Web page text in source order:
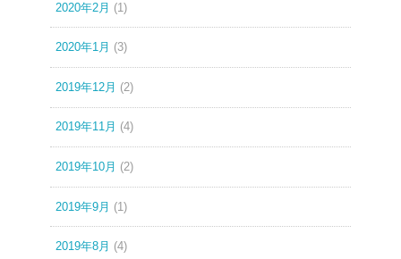
2020年2月 (1)
2020年1月 (3)
2019年12月 (2)
2019年11月 (4)
2019年10月 (2)
2019年9月 (1)
2019年8月 (4)